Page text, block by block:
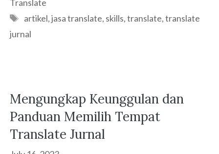
Translate
Tags
artikel,jasa translate, skills,translate,translate
jurnal
Mengungkap Keunggulan dan
Panduan Memilih Tempat
Translate Jurnal